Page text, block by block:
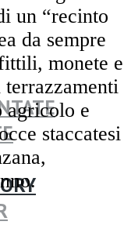
un “recinto
da sempre
monete e
agricolo e
staccatesi